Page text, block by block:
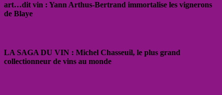
art…dit vin : Yann Arthus-Bertrand immortalise les vignerons
de Blaye
LA SAGA DU VIN : Michel Chasseuil, le plus grand
collectionneur de vins au monde